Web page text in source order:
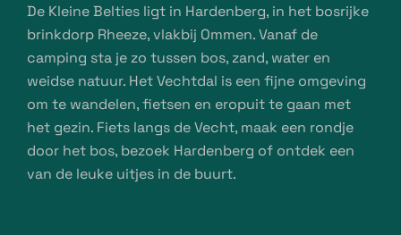
De Kleine Belties ligt in Hardenberg, in het bosrijke
brinkdorp Rheeze, vlakbij Ommen. Vanaf de
camping sta je zo tussen bos, zand, water en
weidse natuur. Het Vechtdal is een fijne omgeving
om te wandelen, fietsen en eropuit te gaan met
het gezin. Fiets langs de Vecht, maak een rondje
door het bos, bezoek Hardenberg of ontdek een
van de leuke uitjes in de buurt.